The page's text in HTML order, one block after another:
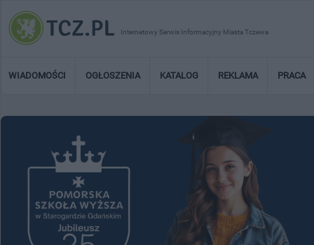
Internetowy Serwis Informacyjny Miasta Tczewa
WIADOMOŚCI OGŁOSZENIA KATALOG REKLAMA PRACA